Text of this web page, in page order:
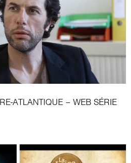
ATLANTIQUE – WEB SÉRIE